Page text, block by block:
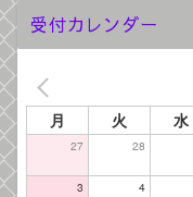
受付カレンダー
月 火 水
27 28
3 4